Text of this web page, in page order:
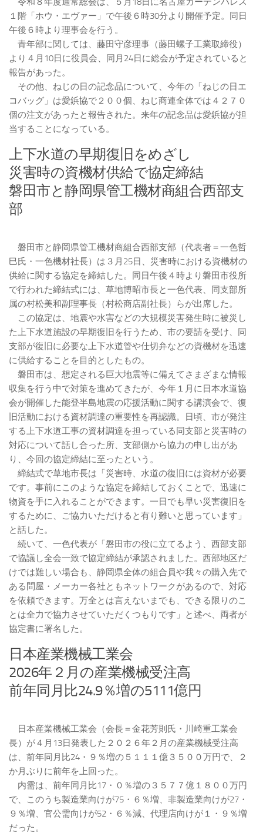
１階「ホウ・エヴァー」で午後６時30分より開催予定。同日
午後６時より理事会を行う。
青年部に関しては、藤田守彦理事（藤田螺子工業取締役）
より４月10日に役員会、同月24日に総会が予定されていると
報告があった。
その他、ねじの日の記念品について、今年の「ねじの日エ
コバッグ」は愛鋲協で２００個、ねじ商連全体では４２７０
個の注文があったと報告された。来年の記念品は愛鋲協が担
当することになっている。
上下水道の早期復旧をめざし
災害時の資機材供給で協定締結
磐田市と静岡県管工機材商組合西部支
部
磐田市と静岡県管工機材商組合西部支部（代表者＝一色哲
巳氏・一色機材社長）は３月25日、災害時における資機材の
供給に関する協定を締結した。同日午後４時より磐田市役所
で行われた締結式には、草地博昭市長と一色代表、同支部所
属の村松美和副理事長（村松商店副社長）らが出席した。
この協定は、地震や水害などの大規模災害発生時に被災し
た上下水道施設の早期復旧を行うため、市の要請を受け、同
支部が復旧に必要な上下水道管や仕切弁などの資機材を迅速
に供給することを目的としたもの。
磐田市は、想定される巨大地震等に備えてさまざまな情報
収集を行う中で対策を進めてきたが、今年１月に日本水道協
会が開催した能登半島地震の応援活動に関する講演会で、復
旧活動における資材調達の重要性を再認識。日頃、市が発注
する上下水道工事の資材調達を担っている同支部と災害時の
対応について話し合った所、支部側から協力の申し出があ
り、今回の協定締結に至ったという。
締結式で草地市長は「災害時、水道の復旧には資材が必要
です。事前にこのような協定を締結しておくことで、迅速に
物資を手に入れることができます。一日でも早い災害復旧を
するために、ご協力いただけると有り難いと思っています」
と話した。
続いて、一色代表が「磐田市の役に立てるよう、西部支部
で協議し全会一致で協定締結が承認されました。西部地区だ
けでは難しい場合も、静岡県全体の組合員や我々の購入先で
ある問屋・メーカー各社ともネットワークがあるので、対応
を依頼できます。万全とは言えないまでも、できる限りのこ
とは全力で協力させていただくつもりです」と述べ、両者が
協定書に署名した。
日本産業機械工業会
2026年２月の産業機械受注高
前年同月比24.9％増の5111億円
日本産業機械工業会（会長＝金花芳則氏・川崎重工業会
長）が４月13日発表した２０２６年２月の産業機械受注高
は、前年同月比24・９％増の５１１１億３５００万円で、２
か月ぶりに前年を上回った。
内需は、前年同月比17・０％増の３５７７億１８００万円
で、このうち製造業向けが75・６％増、非製造業向けが27・
９％増、官公需向けが52・６％減、代理店向けが１・９％増
だった。